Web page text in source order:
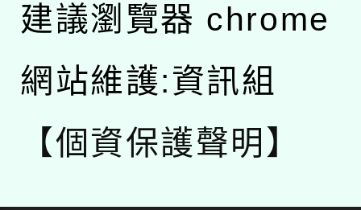
建議瀏覽器 chrome
網站維護:資訊組
【個資保護聲明】